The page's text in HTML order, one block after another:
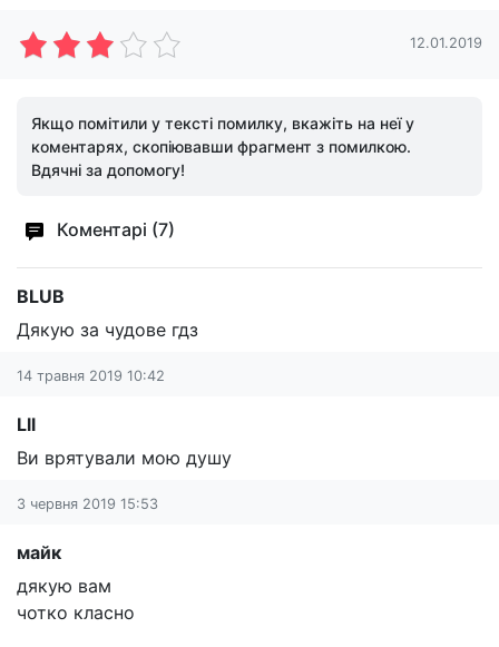
12.01.2019
Якщо помітили у тексті помилку, вкажіть на неї у
коментарях, скопіювавши фрагмент з помилкою.
Вдячні за допомогу!
Коментарі (7)
BLUB
Дякую за чудове гдз
14 травня 2019 10:42
Lll
Ви врятували мою душу
3 червня 2019 15:53
майк
дякую вам
чотко класно